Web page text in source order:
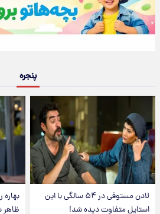
پنجره
لادن مستوفی در ۵۴ سالگی با این
استایل متفاوت دیده شد!
بهاره
ظاهر